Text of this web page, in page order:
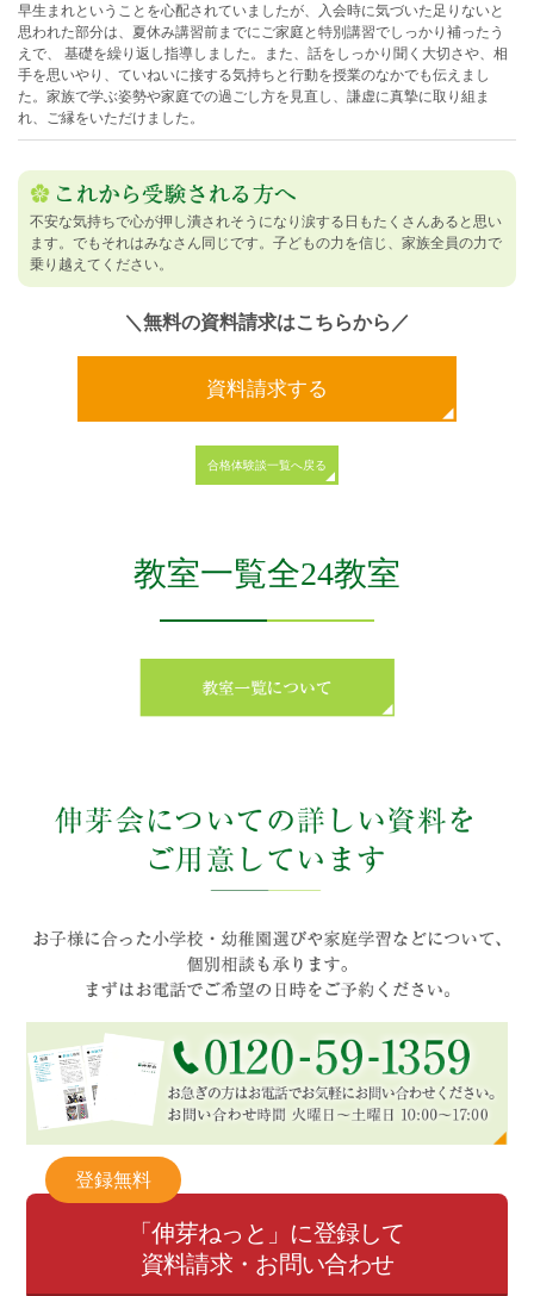
早生まれということを心配されていましたが、入会時に気づいた足りないと
思われた部分は、夏休み講習前までにご家庭と特別講習でしっかり補ったう
えで、 基礎を繰り返し指導しました。また、話をしっかり聞く大切さや、相
手を思いやり、ていねいに接する気持ちと行動を授業のなかでも伝えまし
た。家族で学ぶ姿勢や家庭での過ごし方を見直し、謙虚に真摯に取り組ま
れ、ご縁をいただけました。
不安な気持ちで心が押し潰されそうになり涙する日もたくさんあると思い
ます。でもそれはみなさん同じです。子どもの力を信じ、家族全員の力で
乗り越えてください。
＼無料の資料請求はこちらから／
資料請求する
合格体験談一覧へ戻る
教室一覧全24教室
登録無料
「伸芽ねっと」に登録して
資料請求・お問い合わせ